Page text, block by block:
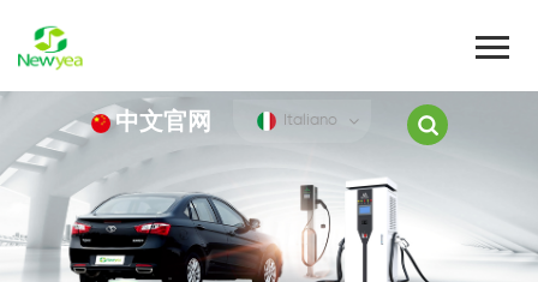
中文官网 Italiano